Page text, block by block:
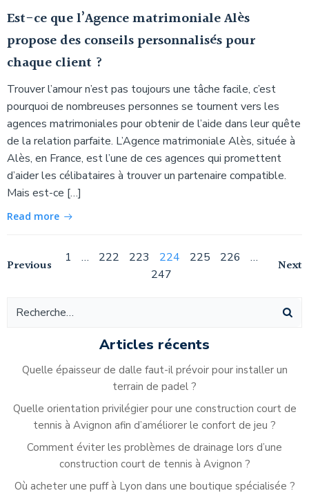
Est-ce que l’Agence matrimoniale Alès
propose des conseils personnalisés pour
chaque client ?
Trouver l’amour n’est pas toujours une tâche facile, c’est
pourquoi de nombreuses personnes se tournent vers les
agences matrimoniales pour obtenir de l’aide dans leur quête
de la relation parfaite. L’Agence matrimoniale Alès, située à
Alès, en France, est l’une de ces agences qui promettent
d’aider les célibataires à trouver un partenaire compatible.
Mais est-ce […]
Read more
Navigation
des
articles
Previous Navigation
des
articles
Page
1 … Page
222 Page
223 Page
224 Page
225 Page
226 …
247
Next
Articles récents
Quelle épaisseur de dalle faut-il prévoir pour installer un
terrain de padel ?
Quelle orientation privilégier pour une construction court de
tennis à Avignon afin d’améliorer le confort de jeu ?
Comment éviter les problèmes de drainage lors d’une
construction court de tennis à Avignon ?
Où acheter une puff à Lyon dans une boutique spécialisée ?